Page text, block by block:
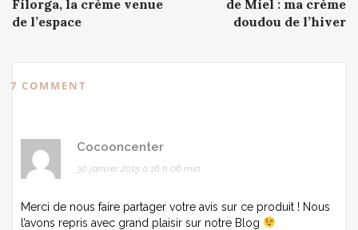
Filorga, la crème venue
de l’espace
de Miel : ma crème
doudou de l’hiver
7 COMMENT
Cocooncenter
30 janvier 2015 à 16 h 06 min
Merci de nous faire partager votre avis sur ce produit ! Nous
l’avons repris avec grand plaisir sur notre Blog